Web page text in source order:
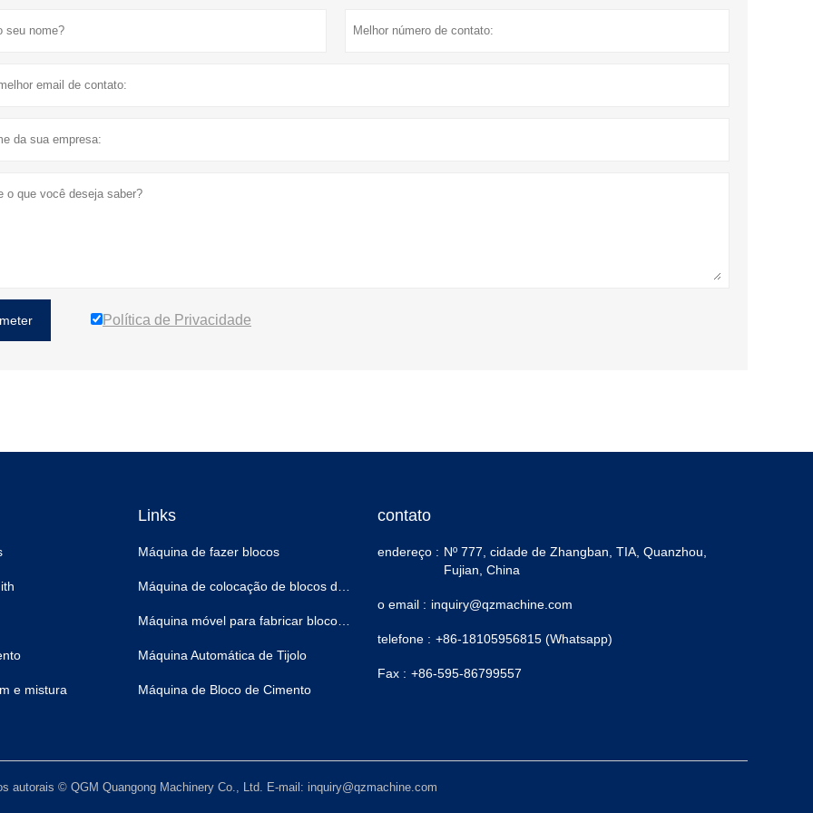
Política de Privacidade
e mistura
Links
Máquina de fazer blocos
Máquina Automática de Tijolo
Máquina de Bloco de Cimento
contato
endereço : Nº 777, cidade de Zhangban, TIA, Quanzhou,
Fujian, China
o email : inquiry@qzmachine.com
telefone : +86-18105956815 (Whatsapp)
Fax : +86-595-86799557
autorais © QGM Quangong Machinery Co., Ltd. E-mail: inquiry@qzmachine.com